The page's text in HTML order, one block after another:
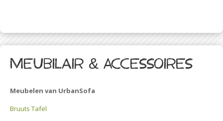
meubilair & Accessoires
Meubelen van UrbanSofa
Bruuts Tafel